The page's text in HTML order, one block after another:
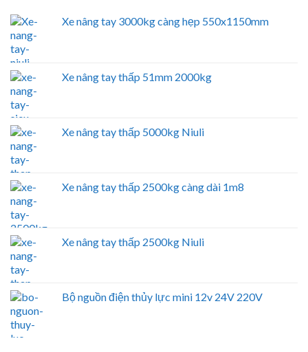
Xe nâng tay 3000kg càng hẹp 550x1150mm
Xe nâng tay thấp 51mm 2000kg
Xe nâng tay thấp 5000kg Niuli
Xe nâng tay thấp 2500kg càng dài 1m8
Xe nâng tay thấp 2500kg Niuli
Bộ nguồn điện thủy lực mini 12v 24V 220V